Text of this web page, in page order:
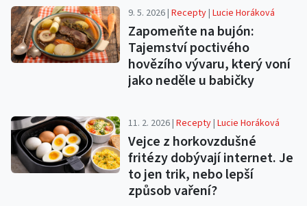
9. 5. 2026 |Recepty|Lucie Horáková
Zapomeňte na bujón:
Tajemství poctivého
hovězího vývaru, který voní
jako neděle u babičky
11. 2. 2026 |Recepty|Lucie Horáková
Vejce z horkovzdušné
fritézy dobývají internet. Je
to jen trik, nebo lepší
způsob vaření?